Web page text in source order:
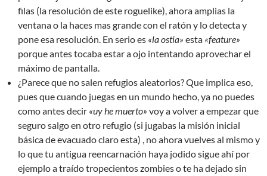
filas (la resolución de este roguelike), ahora amplias la
ventana o la haces mas grande con el ratón y lo detecta y
pone esa resolución. En serio es «la ostia» esta «feature»
porque antes tocaba estar a ojo intentando aprovechar el
máximo de pantalla.
¿Parece que no salen refugios aleatorios? Que implica eso,
pues que cuando juegas en un mundo hecho, ya no puedes
como antes decir «uy he muerto» voy a volver a empezar que
seguro salgo en otro refugio (si jugabas la misión inicial
básica de evacuado claro esta) , no ahora vuelves al mismo y
lo que tu antigua reencarnación haya jodido sigue ahí por
ejemplo a traído tropecientos zombies o te ha dejado sin